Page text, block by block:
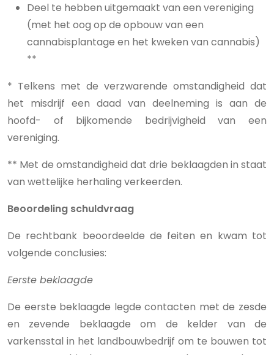
Deel te hebben uitgemaakt van een vereniging
(met het oog op de opbouw van een
cannabisplantage en het kweken van cannabis)
**
* Telkens met de verzwarende omstandigheid dat
het misdrijf een daad van deelneming is aan de
hoofd- of bijkomende bedrijvigheid van een
vereniging.
** Met de omstandigheid dat drie beklaagden in staat
van wettelijke herhaling verkeerden.
Beoordeling schuldvraag
De rechtbank beoordeelde de feiten en kwam tot
volgende conclusies:
Eerste beklaagde
De eerste beklaagde legde contacten met de zesde
en zevende beklaagde om de kelder van de
varkensstal in het landbouwbedrijf om te bouwen tot